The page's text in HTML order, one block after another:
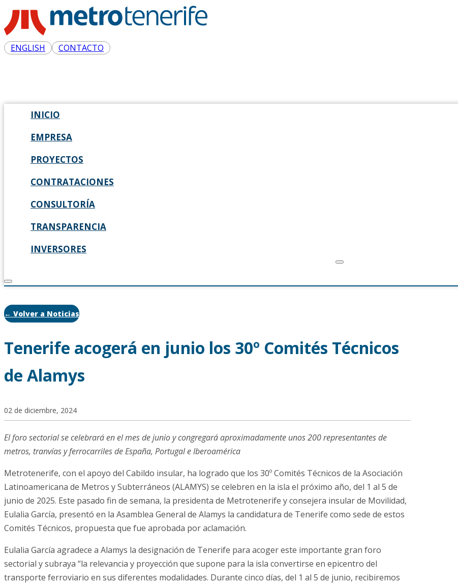
ENGLISH CONTACTO
INICIO
EMPRESA
PROYECTOS
CONTRATACIONES
CONSULTORÍA
TRANSPARENCIA
INVERSORES
← Volver a Noticias
Tenerife acogerá en junio los 30º Comités Técnicos
de Alamys
02 de diciembre, 2024
El foro sectorial se celebrará en el mes de junio y congregará aproximadamente unos 200 representantes de
metros, tranvías y ferrocarriles de España, Portugal e Iberoamérica
Metrotenerife, con el apoyo del Cabildo insular, ha logrado que los 30º Comités Técnicos de la Asociación
Latinoamericana de Metros y Subterráneos (ALAMYS) se celebren en la isla el próximo año, del 1 al 5 de
junio de 2025. Este pasado fin de semana, la presidenta de Metrotenerife y consejera insular de Movilidad,
Eulalia García, presentó en la Asamblea General de Alamys la candidatura de Tenerife como sede de estos
Comités Técnicos, propuesta que fue aprobada por aclamación.
Eulalia García agradece a Alamys la designación de Tenerife para acoger este importante gran foro
sectorial y subraya “la relevancia y proyección que supone para la isla convertirse en epicentro del
transporte ferroviario en sus diferentes modalidades. Durante cinco días, del 1 al 5 de junio, recibiremos